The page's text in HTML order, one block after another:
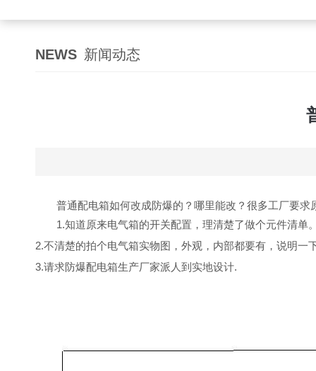
NEWS 新闻动态
普通配电箱如何改成防爆的？哪里能改？很多工厂要
1.知道原来电气箱的开关配置，理清楚了做个元件清单
2.不清楚的拍个电气箱实物图，外观，内部都要有，说明一
3.请求防爆配电箱生产厂家派人到实地设计.